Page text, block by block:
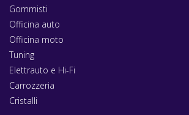
Gommisti
Officina auto
Officina moto
Tuning
Elettrauto e Hi-Fi
Carrozzeria
Cristalli